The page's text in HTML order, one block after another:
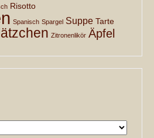
Risotto
Spanisch Spargel Suppe Tarte
Zitronenlikör Äpfel